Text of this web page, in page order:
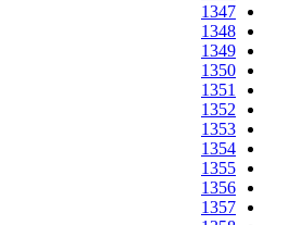
1347
1348
1349
1350
1351
1352
1353
1354
1355
1356
1357